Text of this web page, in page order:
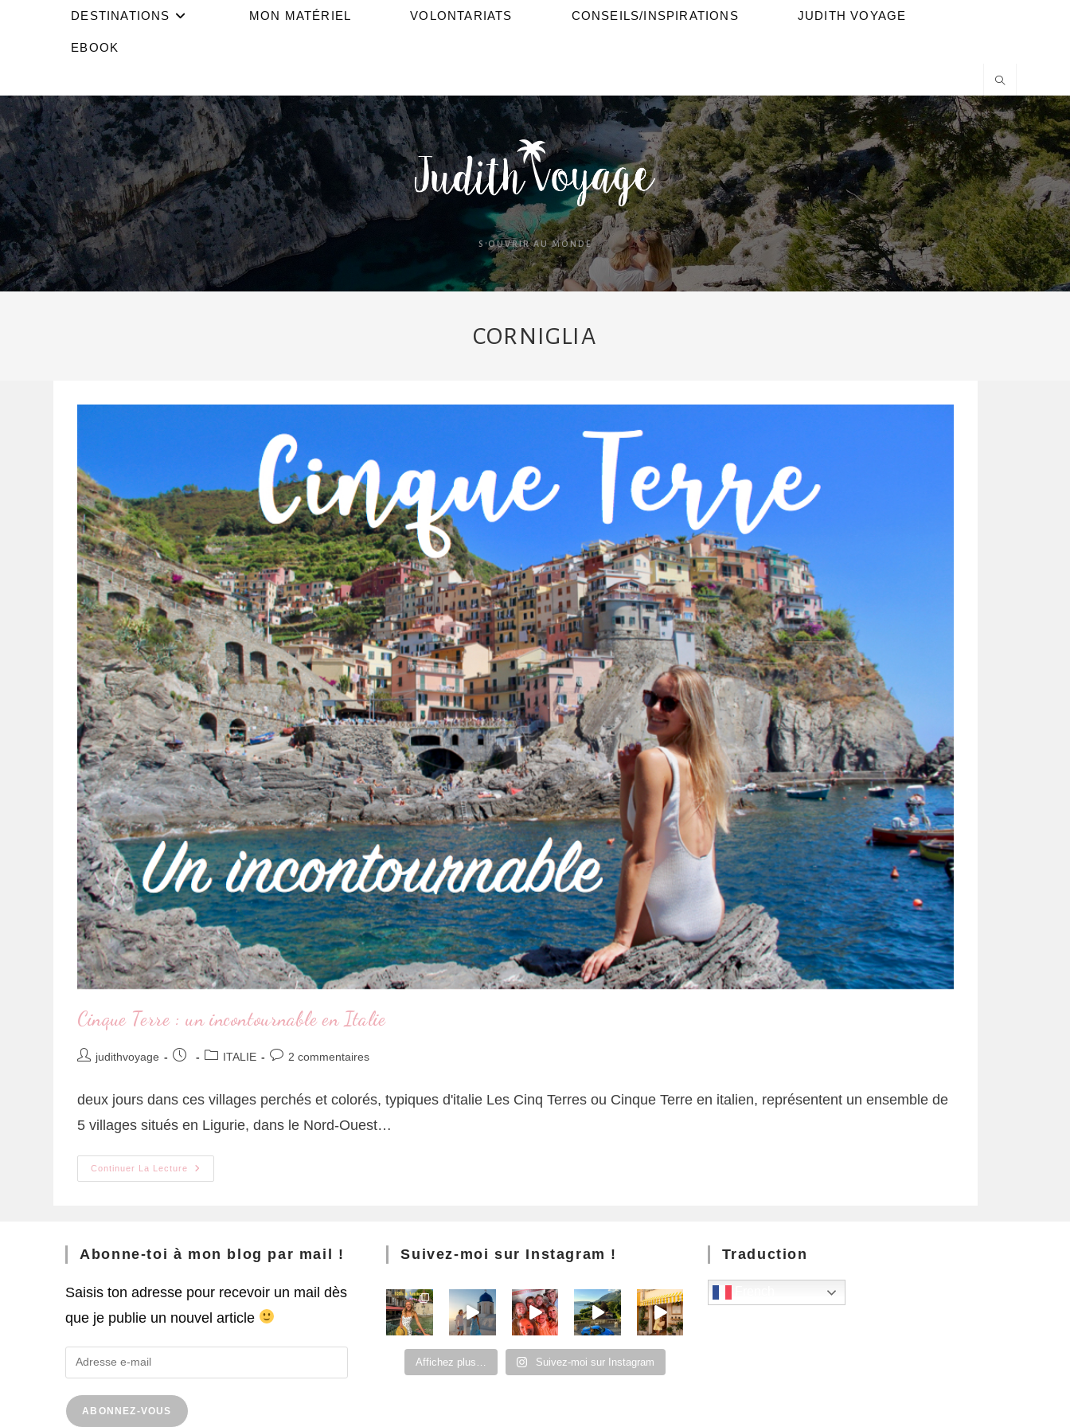
DESTINATIONS MON MATÉRIEL VOLONTARIATS CONSEILS/INSPIRATIONS JUDITH VOYAGE
EBOOK
S'OUVRIR AU MONDE
CORNIGLIA
Cinque Terre : un incontournable en Italie
judithvoyage ITALIE 2 commentaires
deux jours dans ces villages perchés et colorés, typiques d'italie Les Cinq Terres ou Cinque Terre en italien, représentent un ensemble de
5 villages situés en Ligurie, dans le Nord-Ouest…
Continuer La Lecture
Abonne-toi à mon blog par mail !
Saisis ton adresse pour recevoir un mail dès
que je publie un nouvel article
ABONNEZ-VOUS
Suivez-moi sur Instagram !
Affichez plus… Suivez-moi sur Instagram
Traduction